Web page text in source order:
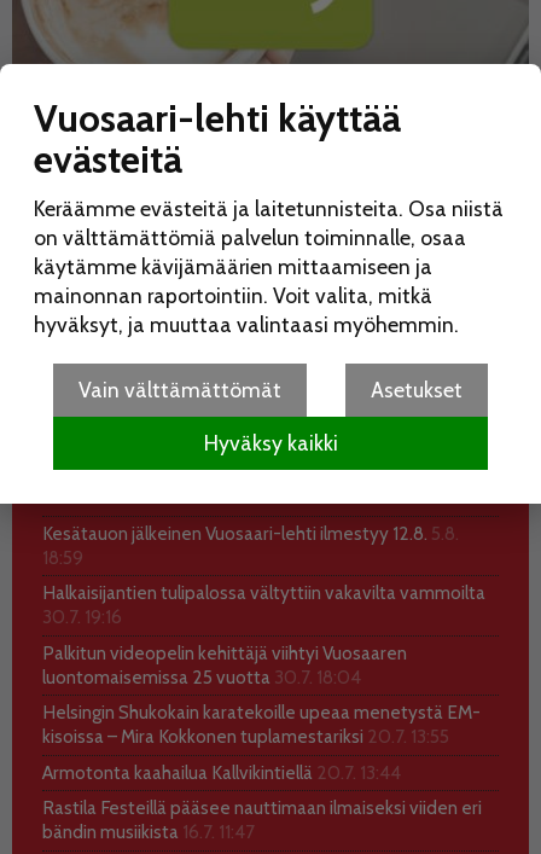
KATSOTUIMMAT
Koko perheen Elojuhlia vietetään Liinamaanpuistossa
Kesätauon jälkeinen Vuosaari-lehti ilmestyy 12.8. 5.8.
18:59
Halkaisijantien tulipalossa vältyttiin vakavilta vammoilta
30.7. 19:16
Palkitun videopelin kehittäjä viihtyi Vuosaaren
luontomaisemissa 25 vuotta 30.7. 18:04
Helsingin Shukokain karatekoille upeaa menetystä EM-
kisoissa – Mira Kokkonen tuplamestariksi 20.7. 13:55
Armotonta kaahailua Kallvikintiellä 20.7. 13:44
Rastila Festeillä pääsee nauttimaan ilmaiseksi viiden eri
bändin musiikista 16.7. 11:47
Vuosaari-lehti käyttää
evästeitä
Keräämme evästeitä ja laitetunnisteita. Osa niistä
on välttämättömiä palvelun toiminnalle, osaa
käytämme kävijämäärien mittaamiseen ja
mainonnan raportointiin. Voit valita, mitkä
hyväksyt, ja muuttaa valintaasi myöhemmin.
Vain välttämättömät Asetukset
Hyväksy kaikki